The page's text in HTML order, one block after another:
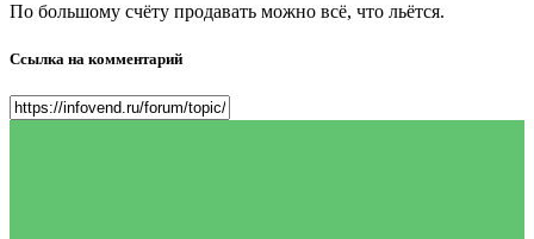
По большому счёту продавать можно всё, что льётся.
Ссылка на комментарий